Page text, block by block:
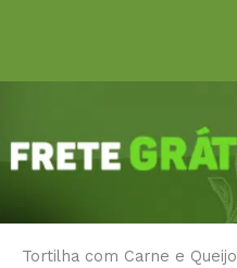
Tortilha com Carne e Queijo